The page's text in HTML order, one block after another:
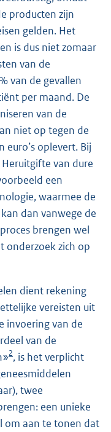
producten zijn
gelden. Het
is dus niet zomaar
van de
van de gevallen
per maand. De
van de
niet op tegen de
oplevert. Bij
van dure
een
waarmee de
dan vanwege de
brengen wel
onderzoek zich op
dient rekening
vereisten uit
invoering van de
van de
2, is het verplicht
twee
een unieke
om aan te tonen dat